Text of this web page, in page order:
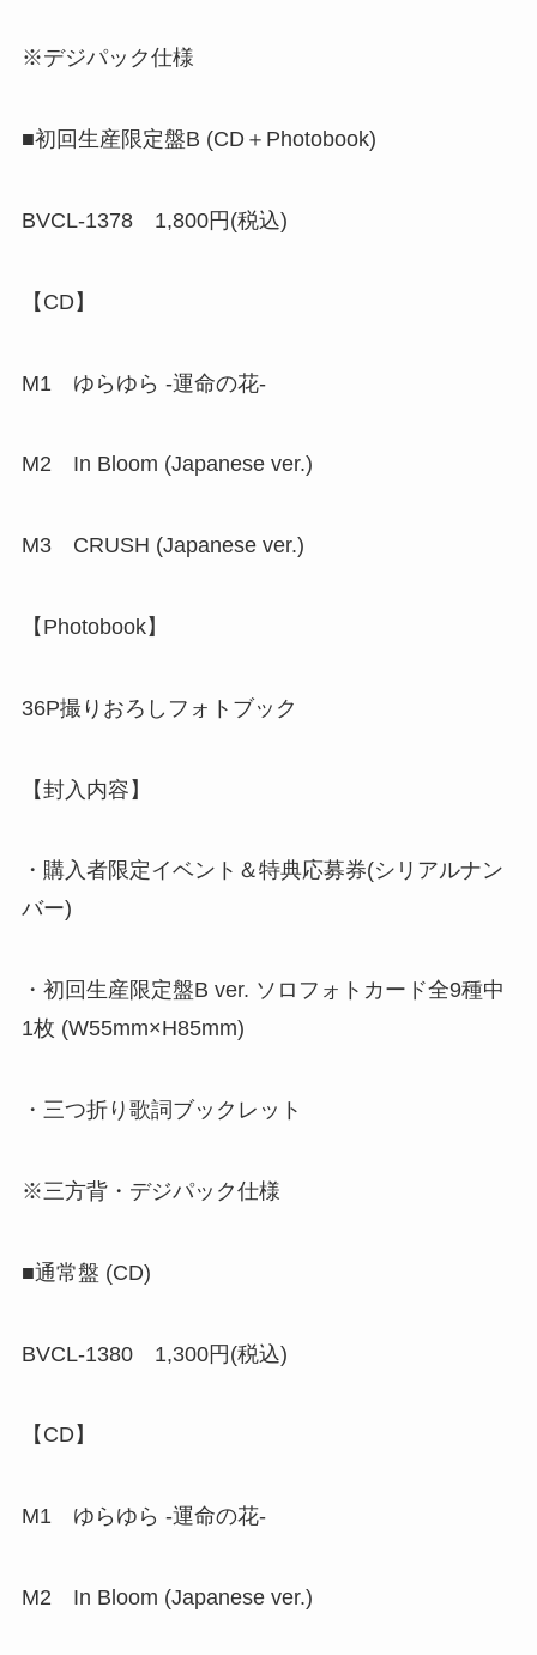
※デジパック仕様
■初回生産限定盤B (CD＋Photobook)
BVCL-1378 1,800円(税込)
【CD】
M1 ゆらゆら -運命の花-
M2 In Bloom (Japanese ver.)
M3 CRUSH (Japanese ver.)
【Photobook】
36P撮りおろしフォトブック
【封入内容】
・購入者限定イベント＆特典応募券(シリアルナン
バー)
・初回生産限定盤B ver. ソロフォトカード全9種中
1枚 (W55mm×H85mm)
・三つ折り歌詞ブックレット
※三方背・デジパック仕様
■通常盤 (CD)
BVCL-1380 1,300円(税込)
【CD】
M1 ゆらゆら -運命の花-
M2 In Bloom (Japanese ver.)